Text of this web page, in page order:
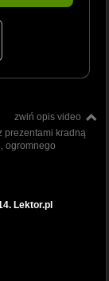
zwiń opis video
prezentami kradną
ogromnego
Lektor.pl